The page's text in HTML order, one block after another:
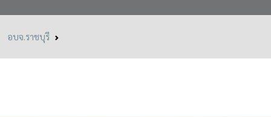
อบจ.ราชบุรี